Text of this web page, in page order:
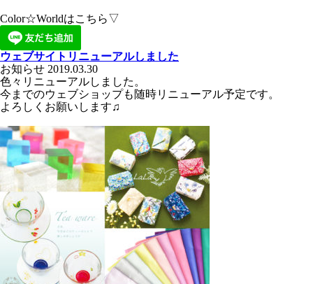
Color☆Worldはこちら▽
ウェブサイトリニューアルしました
お知らせ 2019.03.30
色々リニューアルしました。
今までのウェブショップも随時リニューアル予定です。
よろしくお願いします♫